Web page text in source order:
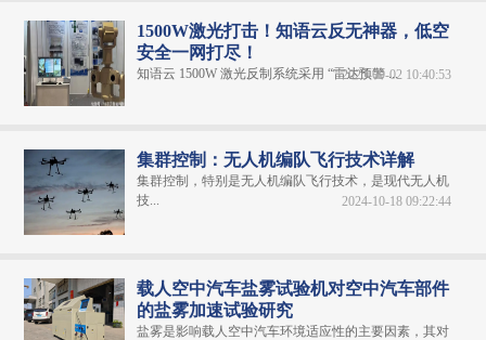
1500W激光打击！知语云反无神器，低空
安全一网打尽！
知语云 1500W 激光反制系统采用 “雷达预警 ...
2025-09-02 10:40:53
集群控制：无人机编队飞行技术详解
集群控制，特别是无人机编队飞行技术，是现代无人机
技...
2024-10-18 09:22:44
载人空中汽车盐雾试验机对空中汽车部件
的盐雾加速试验研究
盐雾是影响载人空中汽车环境适应性的主要因素，其对